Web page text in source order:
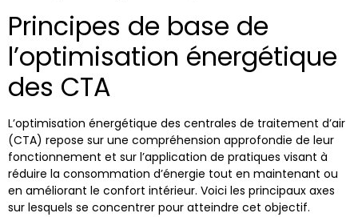
Principes de base de
l’optimisation énergétique
des CTA
L’optimisation énergétique des centrales de traitement d’air
(CTA) repose sur une compréhension approfondie de leur
fonctionnement et sur l’application de pratiques visant à
réduire la consommation d’énergie tout en maintenant ou
en améliorant le confort intérieur. Voici les principaux axes
sur lesquels se concentrer pour atteindre cet objectif.